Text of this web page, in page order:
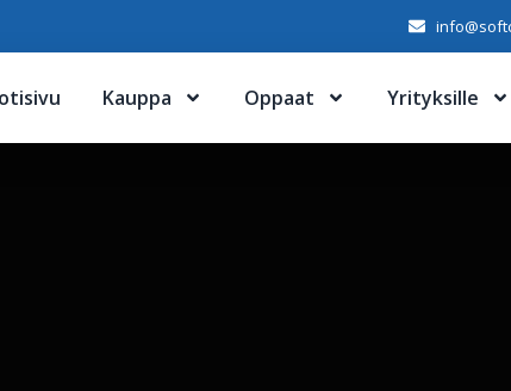
Kauppa Oppaat Yrityksille